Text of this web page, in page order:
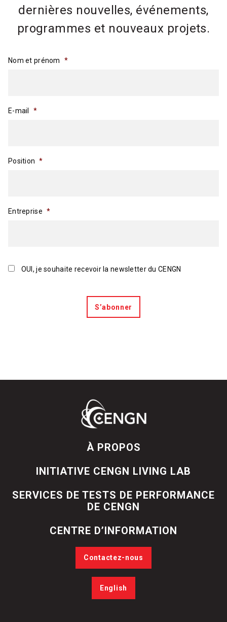
dernières nouvelles, événements,
programmes et nouveaux projets.
Nom et prénom *
E-mail *
Position *
Entreprise *
OUI, je souhaite recevoir la newsletter du CENGN
S’abonner
À PROPOS
INITIATIVE CENGN LIVING LAB
SERVICES DE TESTS DE PERFORMANCE
DE CENGN
CENTRE D’INFORMATION
Contactez-nous
English